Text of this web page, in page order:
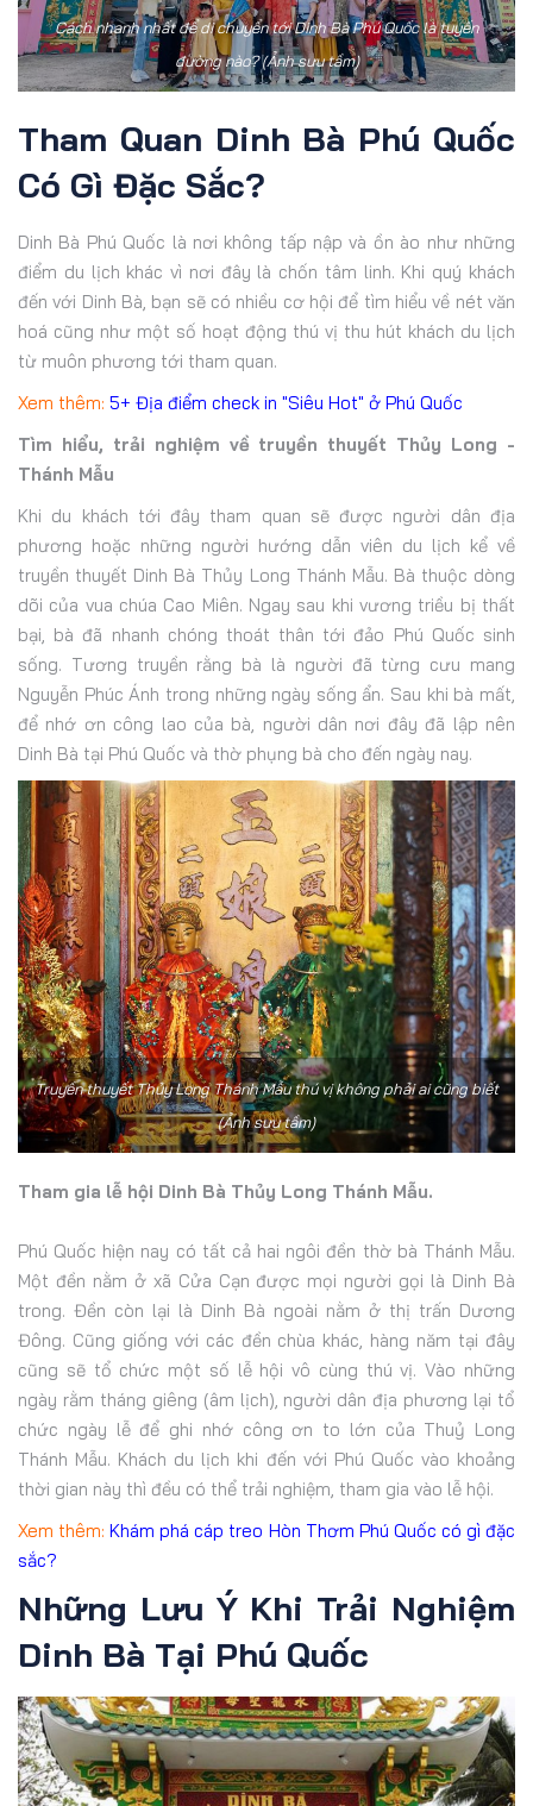
Cách nhanh nhất để di chuyển tới Dinh Bà Phú Quốc là tuyến
đường nào? (Ảnh sưu tầm)
Tham Quan Dinh Bà Phú Quốc
Có Gì Đặc Sắc?
Dinh Bà Phú Quốc là nơi không tấp nập và ồn ào như những
điểm du lịch khác vì nơi đây là chốn tâm linh. Khi quý khách
đến với Dinh Bà, bạn sẽ có nhiều cơ hội để tìm hiểu về nét văn
hoá cũng như một số hoạt động thú vị thu hút khách du lịch
từ muôn phương tới tham quan.
Xem thêm: 5+ Địa điểm check in "Siêu Hot" ở Phú Quốc
Tìm hiểu, trải nghiệm về truyền thuyết Thủy Long -
Thánh Mẫu
Khi du khách tới đây tham quan sẽ được người dân địa
phương hoặc những người hướng dẫn viên du lịch kể về
truyền thuyết Dinh Bà Thủy Long Thánh Mẫu. Bà thuộc dòng
dõi của vua chúa Cao Miên. Ngay sau khi vương triều bị thất
bại, bà đã nhanh chóng thoát thân tới đảo Phú Quốc sinh
sống. Tương truyền rằng bà là người đã từng cưu mang
Nguyễn Phúc Ánh trong những ngày sống ẩn. Sau khi bà mất,
để nhớ ơn công lao của bà, người dân nơi đây đã lập nên
Dinh Bà tại Phú Quốc và thờ phụng bà cho đến ngày nay.
Truyền thuyết Thủy Long Thánh Mẫu thú vị không phải ai cũng biết
(Ảnh sưu tầm)
Tham gia lễ hội Dinh Bà Thủy Long Thánh Mẫu.
Phú Quốc hiện nay có tất cả hai ngôi đền thờ bà Thánh Mẫu.
Một đền nằm ở xã Cửa Cạn được mọi người gọi là Dinh Bà
trong. Đền còn lại là Dinh Bà ngoài nằm ở thị trấn Dương
Đông. Cũng giống với các đền chùa khác, hàng năm tại đây
cũng sẽ tổ chức một số lễ hội vô cùng thú vị. Vào những
ngày rằm tháng giêng (âm lịch), người dân địa phương lại tổ
chức ngày lễ để ghi nhớ công ơn to lớn của Thuỷ Long
Thánh Mẫu. Khách du lịch khi đến với Phú Quốc vào khoảng
thời gian này thì đều có thể trải nghiệm, tham gia vào lễ hội.
Xem thêm: Khám phá cáp treo Hòn Thơm Phú Quốc có gì đặc
sắc?
Những Lưu Ý Khi Trải Nghiệm
Dinh Bà Tại Phú Quốc